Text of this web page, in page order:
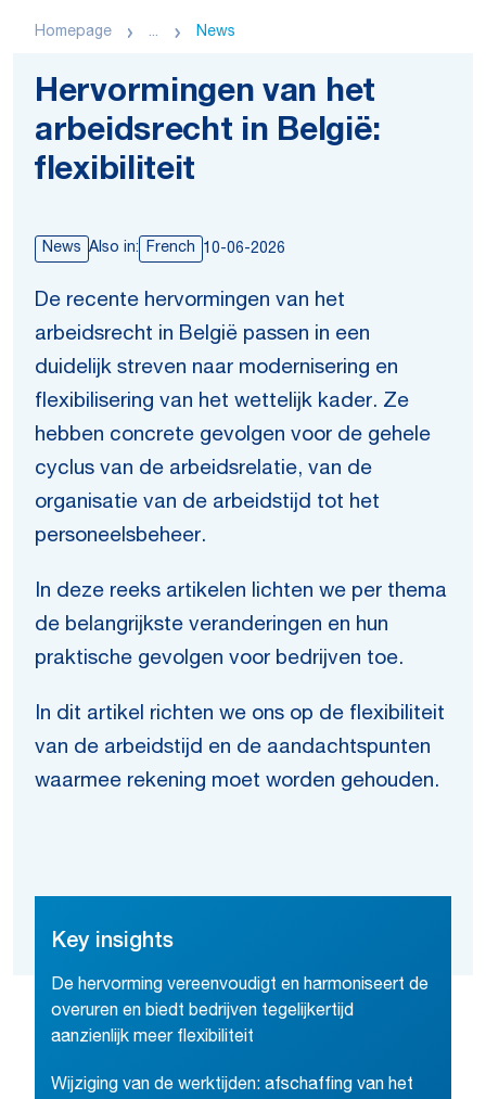
Homepage ... News
Hervormingen van het
arbeidsrecht in België:
flexibiliteit
News Also in: French 10-06-2026
De recente hervormingen van het
arbeidsrecht in België passen in een
duidelijk streven naar modernisering en
flexibilisering van het wettelijk kader. Ze
hebben concrete gevolgen voor de gehele
cyclus van de arbeidsrelatie, van de
organisatie van de arbeidstijd tot het
personeelsbeheer.
In deze reeks artikelen lichten we per thema
de belangrijkste veranderingen en hun
praktische gevolgen voor bedrijven toe.
In dit artikel richten we ons op de flexibiliteit
van de arbeidstijd en de aandachtspunten
waarmee rekening moet worden gehouden.
Key insights
De hervorming vereenvoudigt en harmoniseert de
overuren en biedt bedrijven tegelijkertijd
aanzienlijk meer flexibiliteit
Wijziging van de werktijden: afschaffing van het